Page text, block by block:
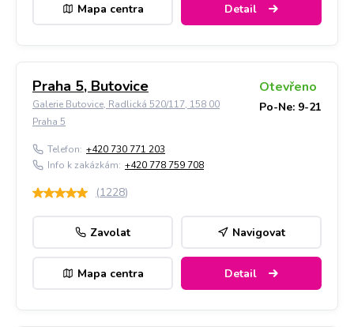
Mapa centra Detail
Praha 5, Butovice
Galerie Butovice, Radlická 520/117, 158 00
Praha 5
Otevřeno
Po-Ne: 9-21
Telefon: +420 730 771 203
Info k zakázkám: +420 778 759 708
(1228)
Zavolat Navigovat
Mapa centra Detail